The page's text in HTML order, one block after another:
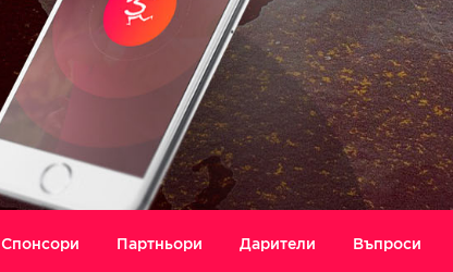
Спонсори Партньори Дарители Въпроси